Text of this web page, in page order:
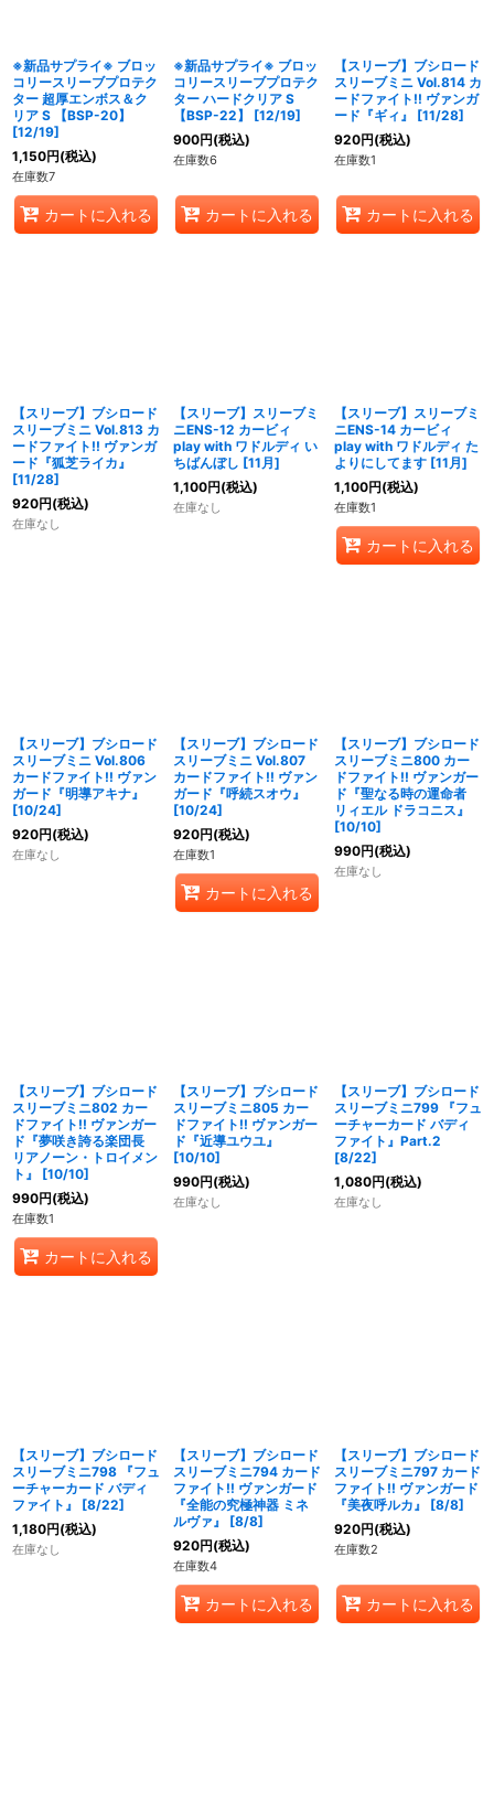
※新品サプライ※ ブロッ
コリースリーブプロテク
ター 超厚エンボス＆ク
リア S 【BSP-20】
[12/19]
1,150円(税込)
在庫数7
カートに入れる
※新品サプライ※ ブロッ
コリースリーブプロテク
ター ハードクリア S
【BSP-22】 [12/19]
900円(税込)
在庫数6
カートに入れる
【スリーブ】ブシロード
スリーブミニ Vol.814 カ
ードファイト!! ヴァンガ
ード『ギィ』 [11/28]
920円(税込)
在庫数1
カートに入れる
【スリーブ】ブシロード
スリーブミニ Vol.813 カ
ードファイト!! ヴァンガ
ード『狐芝ライカ』
[11/28]
920円(税込)
在庫なし
【スリーブ】スリーブミ
ニENS-12 カービィ
play with ワドルディ い
ちばんぼし [11月]
1,100円(税込)
在庫なし
【スリーブ】スリーブミ
ニENS-14 カービィ
play with ワドルディ た
よりにしてます [11月]
1,100円(税込)
在庫数1
カートに入れる
【スリーブ】ブシロード
スリーブミニ Vol.806
カードファイト!! ヴァン
ガード『明導アキナ』
[10/24]
920円(税込)
在庫なし
【スリーブ】ブシロード
スリーブミニ Vol.807
カードファイト!! ヴァン
ガード『呼続スオウ』
[10/24]
920円(税込)
在庫数1
カートに入れる
【スリーブ】ブシロード
スリーブミニ800 カー
ドファイト!! ヴァンガー
ド『聖なる時の運命者
リィエル ドラコニス』
[10/10]
990円(税込)
在庫なし
【スリーブ】ブシロード
スリーブミニ802 カー
ドファイト!! ヴァンガー
ド『夢咲き誇る楽団長
リアノーン・トロイメン
ト』 [10/10]
990円(税込)
在庫数1
カートに入れる
【スリーブ】ブシロード
スリーブミニ805 カー
ドファイト!! ヴァンガー
ド『近導ユウユ』
[10/10]
990円(税込)
在庫なし
【スリーブ】ブシロード
スリーブミニ799 『フュ
ーチャーカード バディ
ファイト』Part.2
[8/22]
1,080円(税込)
在庫なし
【スリーブ】ブシロード
スリーブミニ798 『フュ
ーチャーカード バディ
ファイト』 [8/22]
1,180円(税込)
在庫なし
【スリーブ】ブシロード
スリーブミニ794 カード
ファイト!! ヴァンガード
『全能の究極神器 ミネ
ルヴァ』 [8/8]
920円(税込)
在庫数4
カートに入れる
【スリーブ】ブシロード
スリーブミニ797 カード
ファイト!! ヴァンガード
『美夜呼ルカ』 [8/8]
920円(税込)
在庫数2
カートに入れる